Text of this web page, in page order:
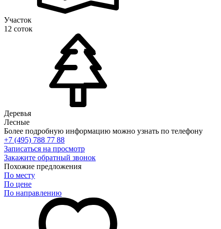
Участок
12 соток
Деревья
Лесные
Более подробную информацию можно узнать по телефону
+7 (495) 788 77 88
Записаться на просмотр
Закажите обратный звонок
Похожие предложения
По месту
По цене
По направлению